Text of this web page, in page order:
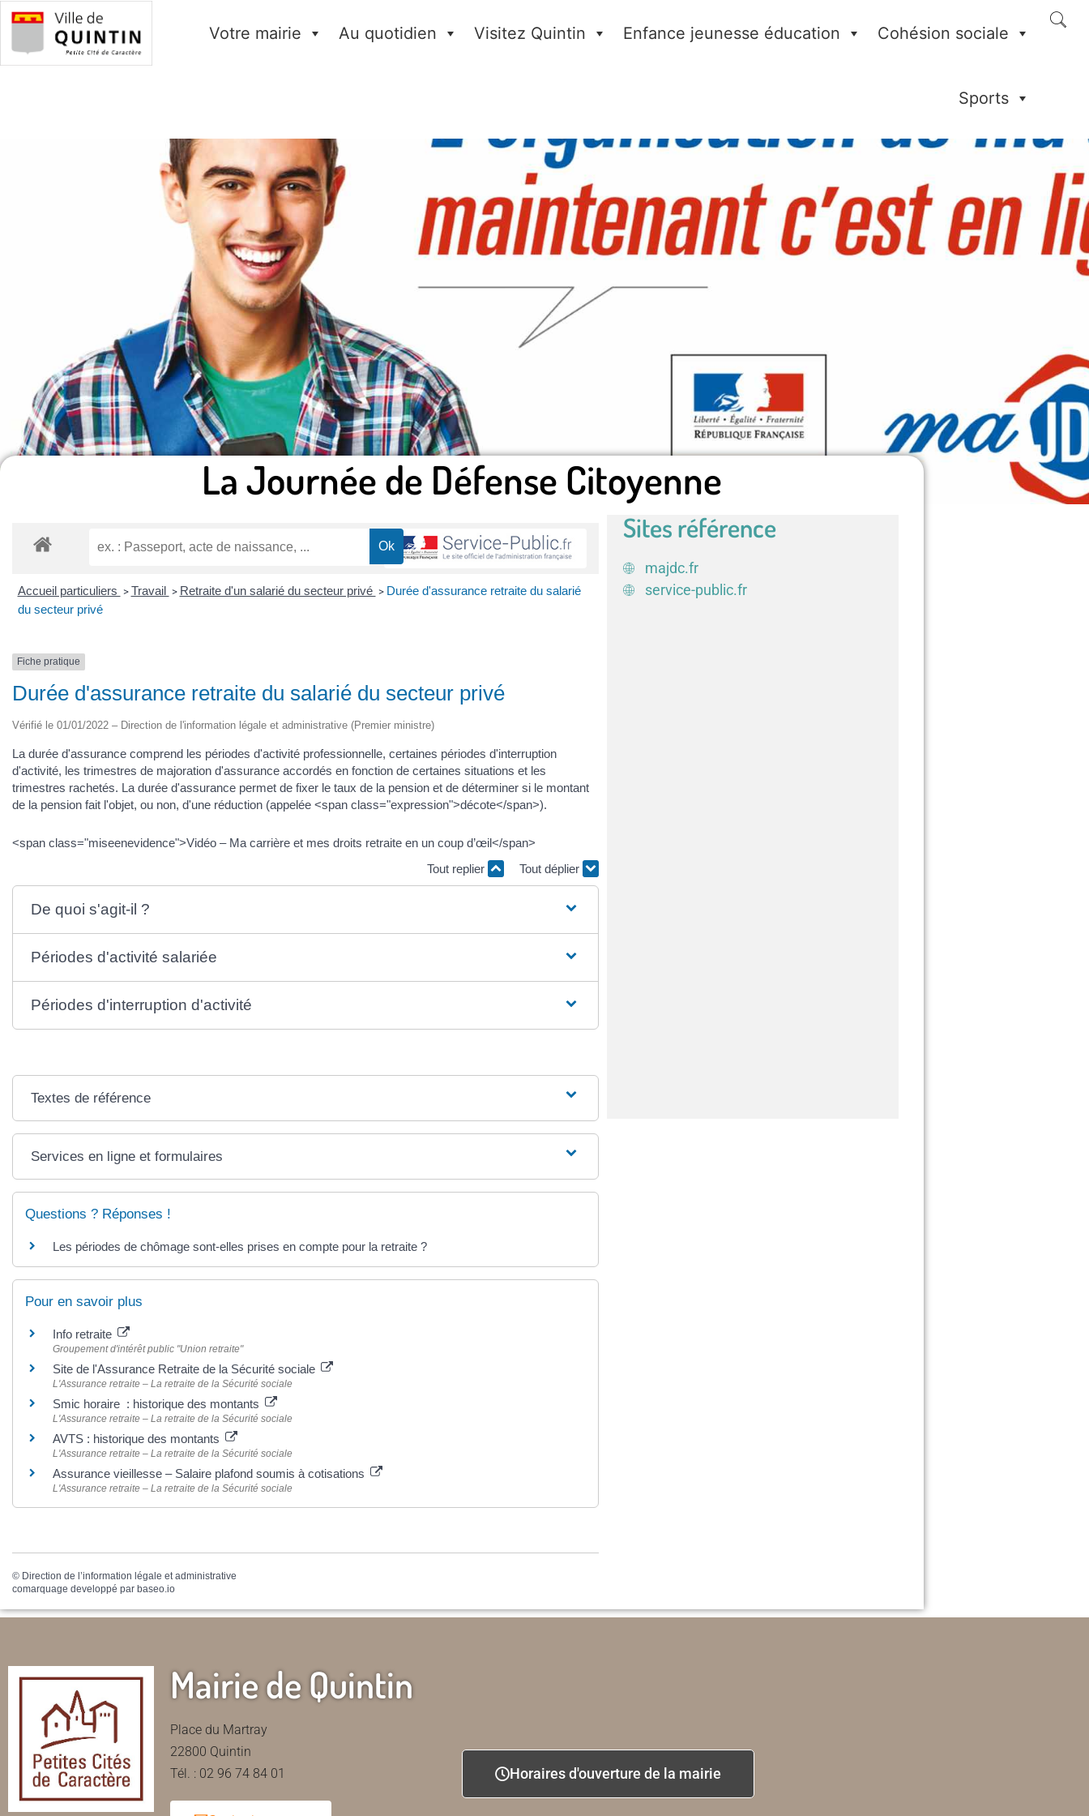
Votre mairie Au quotidien Visitez Quintin Enfance jeunesse éducation Cohésion sociale
Sports
La Journée de Défense Citoyenne
Accueil particuliers > Travail > Retraite d'un salarié du secteur privé > Durée d'assurance retraite du salarié
du secteur privé
Fiche pratique
Durée d'assurance retraite du salarié du secteur privé
Vérifié le 01/01/2022 – Direction de l'information légale et administrative (Premier ministre)
La durée d'assurance comprend les périodes d'activité professionnelle, certaines périodes d'interruption
d'activité, les trimestres de majoration d'assurance accordés en fonction de certaines situations et les
trimestres rachetés. La durée d'assurance permet de fixer le taux de la pension et de déterminer si le montant
de la pension fait l'objet, ou non, d'une réduction (appelée <span class="expression">décote</span>).
<span class="miseenevidence">Vidéo – Ma carrière et mes droits retraite en un coup d’œil</span>
Tout replier
Tout déplier
De quoi s'agit-il ?
Périodes d'activité salariée
Périodes d'interruption d'activité
Textes de référence
Services en ligne et formulaires
Questions ? Réponses !
Les périodes de chômage sont-elles prises en compte pour la retraite ?
Pour en savoir plus
Info retraite
Groupement d'intérêt public "Union retraite"
Site de l'Assurance Retraite de la Sécurité sociale
L'Assurance retraite – La retraite de la Sécurité sociale
Smic horaire : historique des montants
L'Assurance retraite – La retraite de la Sécurité sociale
AVTS : historique des montants
L'Assurance retraite – La retraite de la Sécurité sociale
Assurance vieillesse – Salaire plafond soumis à cotisations
L'Assurance retraite – La retraite de la Sécurité sociale
© Direction de l’information légale et administrative
comarquage developpé par baseo.io
Sites référence
majdc.fr
service-public.fr
Mairie de Quintin
Place du Martray
22800 Quintin
Tél. : 02 96 74 84 01
Horaires d'ouverture de la mairie